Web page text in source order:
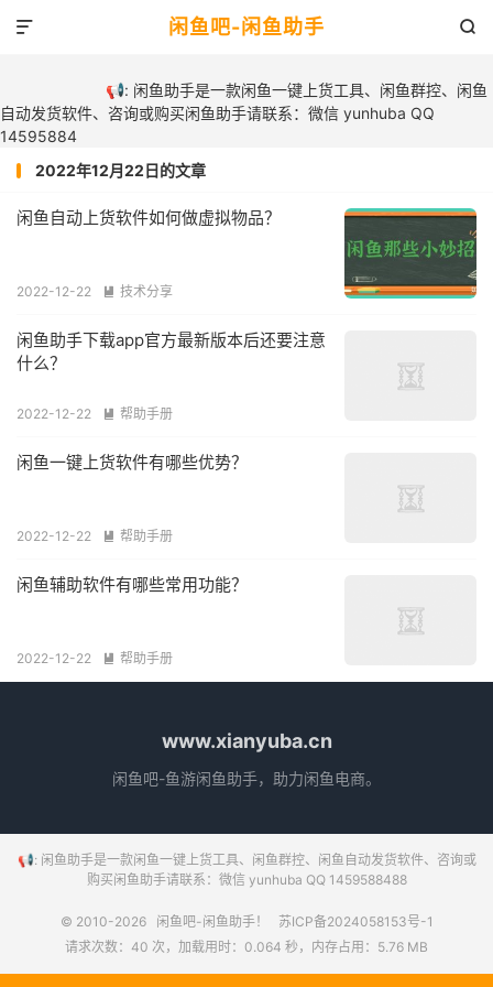
📢: 闲鱼助手是一款闲鱼一键上货工具、闲鱼群控、闲鱼
自动发货软件、咨询或购买闲鱼助手请联系：微信 yunhuba QQ
14595884
闲鱼吧-闲鱼助手 

2022年12月22日的文章
闲鱼自动上货软件如何做虚拟物品？
2022-12-22  技术分享
闲鱼助手下载app官方最新版本后还要注意
什么？
2022-12-22  帮助手册
闲鱼一键上货软件有哪些优势？
2022-12-22  帮助手册
闲鱼辅助软件有哪些常用功能？
2022-12-22  帮助手册
www.xianyuba.cn
闲鱼吧-鱼游闲鱼助手，助力闲鱼电商。
📢: 闲鱼助手是一款闲鱼一键上货工具、闲鱼群控、闲鱼自动发货软件、咨询或
购买闲鱼助手请联系：微信 yunhuba QQ 1459588488
© 2010-2026 闲鱼吧-闲鱼助手！
苏ICP备2024058153号-1
请求次数：40 次，加载用时：0.064 秒，内存占用：5.76 MB